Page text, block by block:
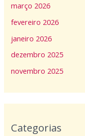
março 2026
fevereiro 2026
janeiro 2026
dezembro 2025
novembro 2025
Categorias